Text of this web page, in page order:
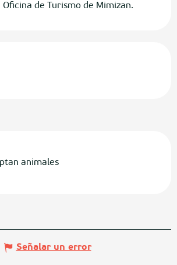
Oficina de Turismo de Mimizan.
animales
Señalar un error